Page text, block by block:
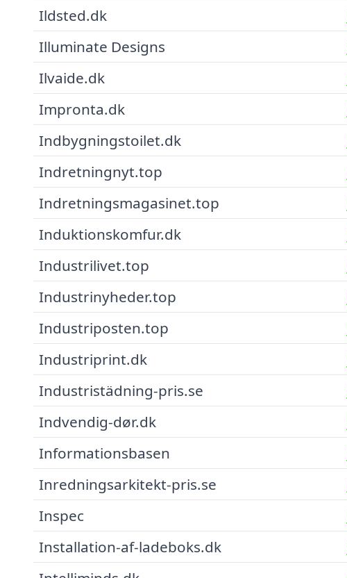
Ildsted.dk
Illuminate Designs
Ilvaide.dk
Impronta.dk
Indbygningstoilet.dk
Indretningnyt.top
Indretningsmagasinet.top
Induktionskomfur.dk
Industrilivet.top
Industrinyheder.top
Industriposten.top
Industriprint.dk
Industristädning-pris.se
Indvendig-dør.dk
Informationsbasen
Inredningsarkitekt-pris.se
Inspec
Installation-af-ladeboks.dk